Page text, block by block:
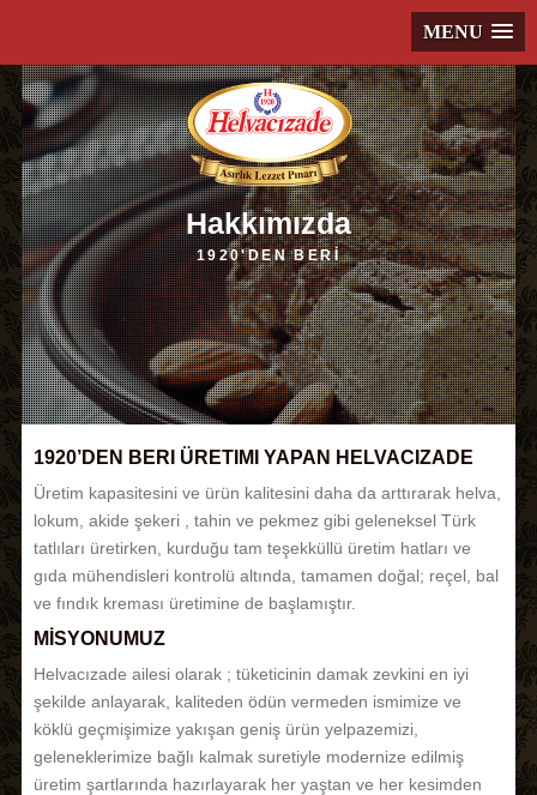
MENU
Hakkımızda
1920'DEN BERİ
1920’DEN BERI ÜRETIMI YAPAN HELVACIZADE
Üretim kapasitesini ve ürün kalitesini daha da arttırarak helva,
lokum, akide şekeri , tahin ve pekmez gibi geleneksel Türk
tatlıları üretirken, kurduğu tam teşekküllü üretim hatları ve
gıda mühendisleri kontrolü altında, tamamen doğal; reçel, bal
ve fındık kreması üretimine de başlamıştır.
MİSYONUMUZ
Helvacızade ailesi olarak ; tüketicinin damak zevkini en iyi
şekilde anlayarak, kaliteden ödün vermeden ismimize ve
köklü geçmişimize yakışan geniş ürün yelpazemizi,
geleneklerimize bağlı kalmak suretiyle modernize edilmiş
üretim şartlarında hazırlayarak her yaştan ve her kesimden